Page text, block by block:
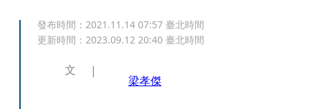
發布時間： 2021.11.14 07:57 臺北時間
更新時間： 2023.09.12 20:40 臺北時間
文
梁孝傑